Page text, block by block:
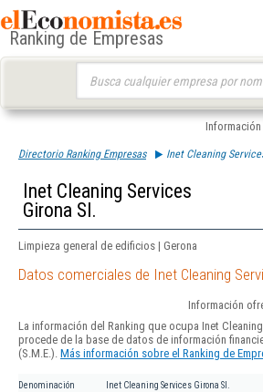
Ranking de Empresas
Directorio Ranking Empresas Inet Cleaning
Inet Cleaning Services
Girona Sl.
Limpieza general de edificios | Gerona
Datos comerciales de Inet Cleaning
Información
La información del Ranking que ocupa Inet
procede de la base de datos de información
(S.M.E.). Más información sobre el Ranking de
Denominación Inet Cleaning Services Girona Sl.